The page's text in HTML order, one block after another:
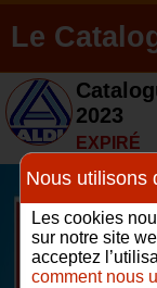
Le
2023
EXPIRÉ
Nous utilisons
Les cookies
sur notre site
acceptez
comment nous